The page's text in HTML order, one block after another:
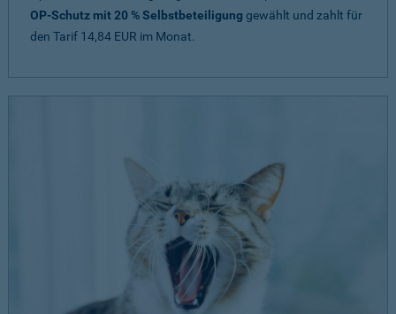
OP-Schutz mit 20 % Selbstbeteiligung gewählt und zahlt für
den Tarif 14,84 EUR im Monat.